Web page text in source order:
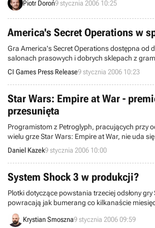
się wielkimi krokami XX Zimowych Igrzysk
Piotr Doroń9 stycznia 2006 10:25
America's Secret Operations w
Gra America's Secret Operations dostępna od
salonach prasowych i dobrych sklepach z
CI Games Press Release9 stycznia 2006 10:23
Star Wars: Empire at War -
przesunięta
Programistom z Petroglyph, pracujących przy
wielu grze Star Wars: Empire at War, nie uda
planowanej od dawna daty premiery. Aby
paniki, należy podkreślić, iż program pojawi się
dziewięciodniowym opóźnieniem.
Daniel Kazek9 stycznia 2006 10:00
System Shock 3 w produkcji?
Plotki dotyczące powstania trzeciej odsłony gry
powracają jak bumerang co kilkanaście
Electronic Arts, który dzierży prawa do
tego cyklu, nie wykazywał dotąd większego
Krystian Smoszna9 stycznia 2006 09:59